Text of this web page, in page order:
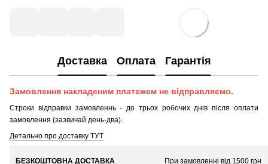
Доставка Оплата Гарантія
Замовлення накладеним платежем не відправляємо.
Строки відправки замовленнь - до трьох робочих днів після оплати
замовлення (зазвичай день-два).
Детально про доставку ТУТ
БЕЗКОШТОВНА ДОСТАВКА При замовленні від 1500 грн